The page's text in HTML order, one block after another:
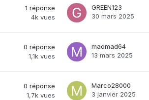
1 réponse
4k vues
GREEN123
30 mars 2025
0 réponse
1,1k vues
madmad64
13 mars 2025
0 réponse
1,7k vues
Marco28000
3 janvier 2025